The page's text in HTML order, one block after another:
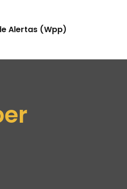
Alertas (Wpp)